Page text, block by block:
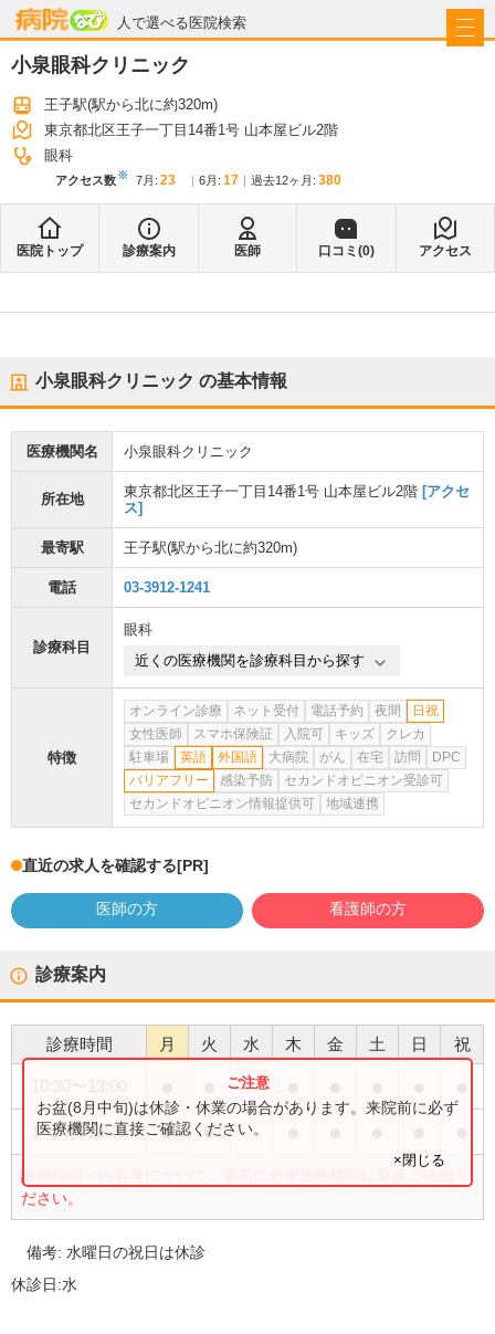
人で選べる医院検索
病院なび
小泉眼科クリニック
王子駅(駅から北に約320m)
東京都北区王子一丁目14番1号 山本屋ビル2階
眼科
アクセス数※ 7月 : 23 6月 : 17 過去12ヶ月: 380
医院トップ 診療案内 医師 口コミ(0) アクセス
小泉眼科クリニック の基本情報
医療機関名 小泉眼科クリニック
所在地 東京都北区王子一丁目14番1号 山本屋ビル2階 [アクセ
ス]
最寄駅 王子駅(駅から北に約320m)
電話 03-3912-1241
診療科目
眼科
近くの医療機関を診療科目から探す
特徴
オンライン診療 ネット受付 電話予約 夜間
日祝
女性医師
スマホ保険証 入院可 キッズ
クレカ
駐車場
英語 外国語 大病院 がん 在宅 訪問
DPC
バリアフリー
感染予防
セカンドオピニオン受診可
セカンドオピニオン情報提供可
地域連携
直近の求人を確認する[PR]
医師の方 看護師の方
診療案内
診療時間 月 火 水 木 金 土 日 祝
14:00〜18:30 ● ●
診療時間・内容等について、事前に必ず医療機関に直接ご確認く
ださい。
お盆(8月中旬)は休診・休業の場合があります。来院前に必ず
医療機関に直接ご確認ください。
×閉じる
備考:水曜日の祝日は休診
休診日:水